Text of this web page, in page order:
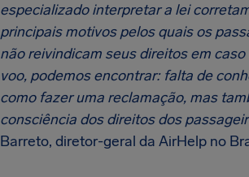
especializado interpretar a lei
principais motivos pelos quais os
não reivindicam seus direitos em
voo, podemos encontrar: falta de
como fazer uma reclamação, mas
consciência dos direitos dos
Barreto, diretor-geral da AirHelp no